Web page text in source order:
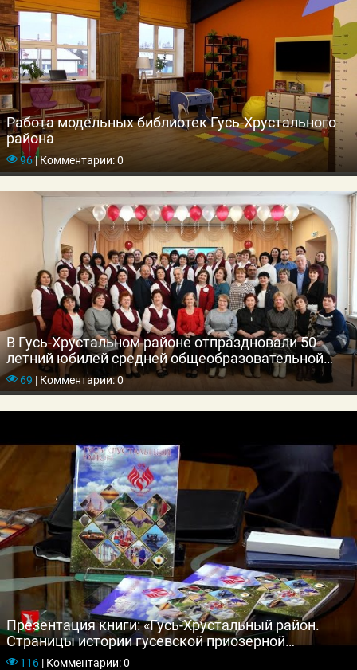
Работа модельных библиотек Гусь-Хрустального
района
96|Комментарии: 0
В Гусь-Хрустальном районе отпраздновали 50-
летний юбилей средней общеобразовательной
школы
69 |Комментарии: 0
Презентация книги: «Гусь-Хрустальный район.
Страницы истории гусевской приозерной
мещеры»
116 |Комментарии: 0